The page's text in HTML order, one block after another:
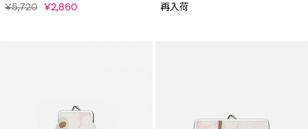
¥5,720 ¥2,860
再入荷